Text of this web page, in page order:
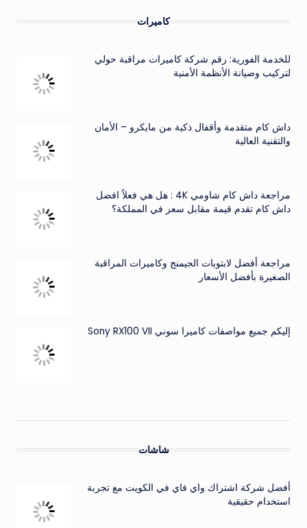
كاميرات
للخدمة الفورية: رقم شركة كاميرات مراقبة حولي
لتركيب وصيانة الأنظمة الأمنية
داش كام متقدمة وأقفال ذكية من مايكرو – الأمان
والتقنية العالية
مراجعة داش كام شاومي 4K : هل هي فعلاً افضل
داش كام تقدم قيمة مقابل سعر في المملكة؟
مراجعة أفضل لابتوبات الجيمنج وكاميرات المراقبة
الصغيرة بأفضل الأسعار
إليكم جميع مواصفات كاميرا سوني Sony RX100 VII
شاشات
أفضل شركة اشتراك واي فاي في الكويت مع تجربة
استخدام حقيقية